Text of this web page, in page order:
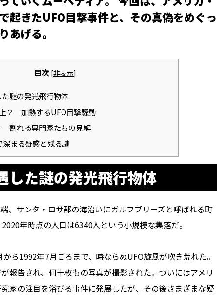
起きたUFO目撃事件と、その真偽をめぐっ
あげる。
目次 [非表示]
謎の発光飛行物体
？ 加熱するUFO目撃騒動
割れる専門家たちの見解
まる疑惑と残る謎
した謎の発光飛行物体
、サンタ・ロサ郡の海沿いにガルフブリーズと呼ばれる町
年時点の人口は6340人という小規模な集落だ。
ら1992年7月ごろまで、時ならぬUFO旋風が吹き荒れた。
報告され、何十枚もの写真が撮影された。ついにはアメリ
家の注目を浴びる事件に発展したが、その後さまざまな疑